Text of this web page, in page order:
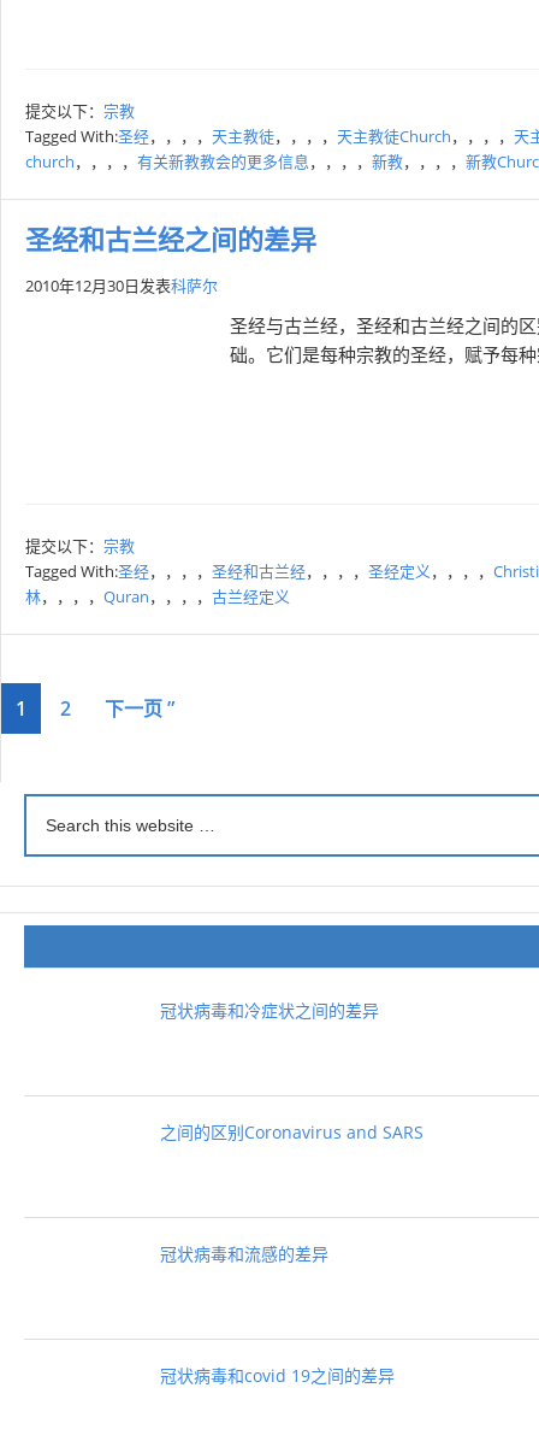
提交以下： 宗教
Tagged With:圣经，，，， 天主教徒，，，， 天主教徒Church，，，， 天
church，，，， 有关新教教会的更多信息，，，， 新教，，，， 新教
圣经和古兰经之间的差异
2010年12月30日发表科萨尔
圣经与古兰经，圣经和古兰经之间的
础。它们是每种宗教的圣经，赋予每
提交以下： 宗教
Tagged With:圣经，，，， 圣经和古兰经，，，， 圣经定义，，，，
林，，，， Quran，，，， 古兰经定义
1 2 下一页 ”
冠状病毒和冷症状之间的差异
之间的区别Coronavirus and SARS
冠状病毒和流感的差异
冠状病毒和covid 19之间的差异